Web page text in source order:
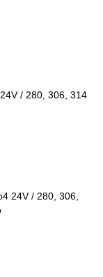
/ 280, 306, 314